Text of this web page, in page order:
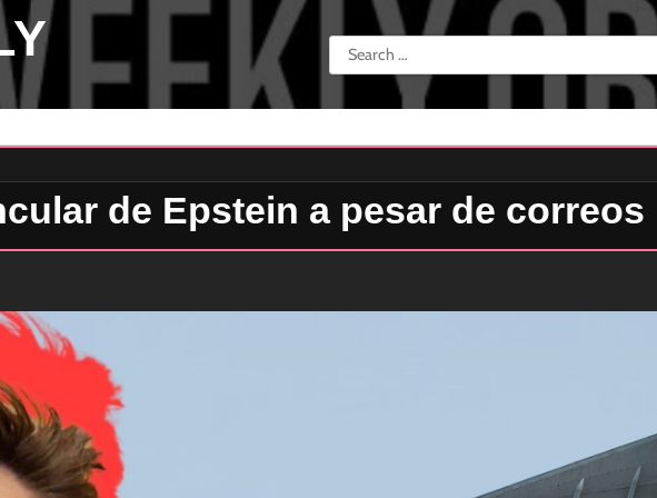
Search
for:
de Epstein a pesar de correos